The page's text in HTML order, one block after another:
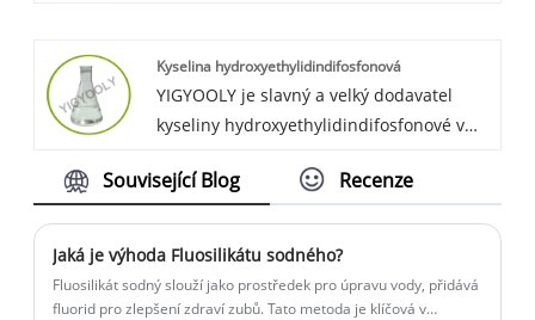
konkurenceschopnou cenu.
Kyselina hydroxyethylidindifosfonová
YIGYOOLY je slavný a velký dodavatel
kyseliny hydroxyethylidindifosfonové v
hydroxyethylidindifosfonová se
globálním zákazníkům v Asii, Africe a Jižní
Americe. Kvalita je stabilní a na vysoké
úrovni, zákazníkům vždy poskytujeme
Související Blog Recenze
Jaká je výhoda Fluosilikátu sodného?
Fluosilikát sodný slouží jako prostředek pro úpravu vody, přidává
fluorid pro zlepšení zdraví zubů. Tato metoda je klíčová v